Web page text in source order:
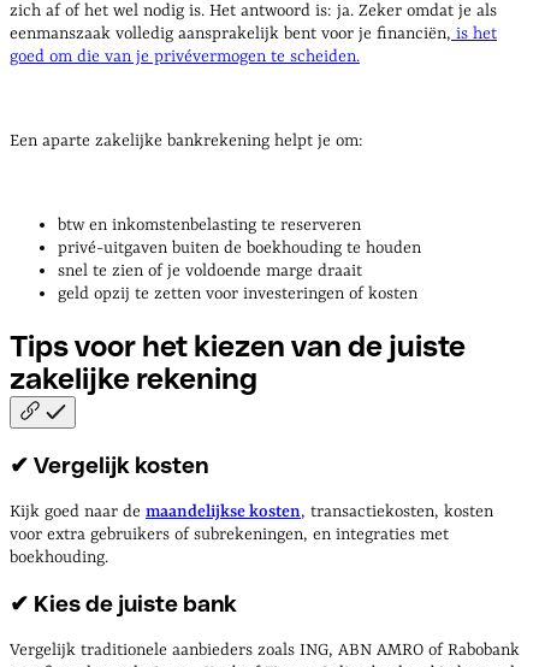
zich af of het wel nodig is. Het antwoord is: ja. Zeker omdat je als
eenmanszaak volledig aansprakelijk bent voor je financiën, is het
goed om die van je privévermogen te scheiden.
Een aparte zakelijke bankrekening helpt je om:
btw en inkomstenbelasting te reserveren
privé-uitgaven buiten de boekhouding te houden
snel te zien of je voldoende marge draait
geld opzij te zetten voor investeringen of kosten
Tips voor het kiezen van de juiste
zakelijke rekening
✔ Vergelijk kosten
Kijk goed naar de maandelijkse kosten, transactiekosten, kosten
voor extra gebruikers of subrekeningen, en integraties met
boekhouding.
✔ Kies de juiste bank
Vergelijk traditionele aanbieders zoals ING, ABN AMRO of Rabobank